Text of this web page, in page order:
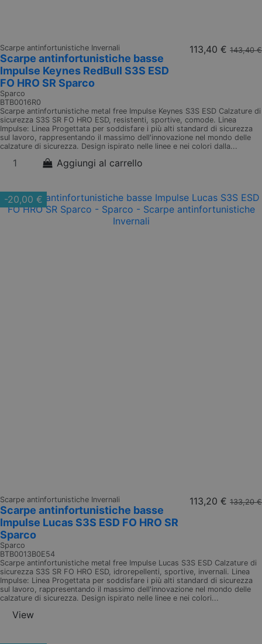
Scarpe antinfortunistiche Invernali
Scarpe antinfortunistiche basse
Impulse Keynes RedBull S3S ESD
FO HRO SR Sparco
Sparco
BTB0016R0
113,40 € 143,40 €
Scarpe antinfortunistiche metal free Impulse Keynes S3S ESD Calzature di
sicurezza S3S SR FO HRO ESD, resistenti, sportive, comode. Linea
Impulse: Linea Progettata per soddisfare i più alti standard di sicurezza
sul lavoro, rappresentando il massimo dell'innovazione nel mondo delle
calzature di sicurezza. Design ispirato nelle linee e nei colori dalla...
Aggiungi al carrello
-20,00 €
Scarpe antinfortunistiche Invernali
Scarpe antinfortunistiche basse
Impulse Lucas S3S ESD FO HRO SR
Sparco
Sparco
BTB0013B0E54
113,20 € 133,20 €
Scarpe antinfortunistiche metal free Impulse Lucas S3S ESD Calzature di
sicurezza S3S SR FO HRO ESD, idrorepellenti, sportive, invernali. Linea
Impulse: Linea Progettata per soddisfare i più alti standard di sicurezza
sul lavoro, rappresentando il massimo dell'innovazione nel mondo delle
calzature di sicurezza. Design ispirato nelle linee e nei colori...
View